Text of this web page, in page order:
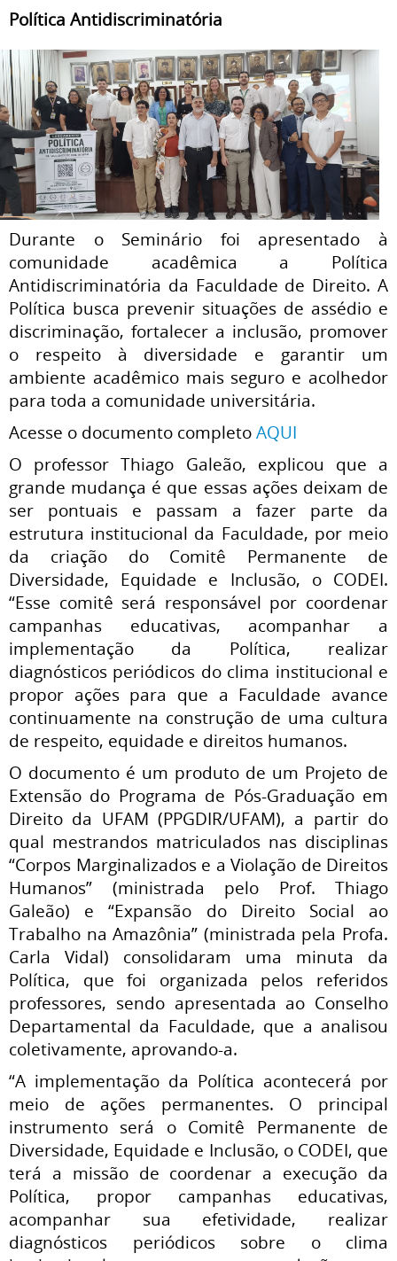
Política Antidiscriminatória
Durante o Seminário foi apresentado à
comunidade acadêmica a Política
Antidiscriminatória da Faculdade de Direito. A
Política busca prevenir situações de assédio e
discriminação, fortalecer a inclusão, promover
o respeito à diversidade e garantir um
ambiente acadêmico mais seguro e acolhedor
para toda a comunidade universitária.
Acesse o documento completo AQUI
O professor Thiago Galeão, explicou que a
grande mudança é que essas ações deixam de
ser pontuais e passam a fazer parte da
estrutura institucional da Faculdade, por meio
da criação do Comitê Permanente de
Diversidade, Equidade e Inclusão, o CODEI.
“Esse comitê será responsável por coordenar
campanhas educativas, acompanhar a
implementação da Política, realizar
diagnósticos periódicos do clima institucional e
propor ações para que a Faculdade avance
continuamente na construção de uma cultura
de respeito, equidade e direitos humanos.
O documento é um produto de um Projeto de
Extensão do Programa de Pós-Graduação em
Direito da UFAM (PPGDIR/UFAM), a partir do
qual mestrandos matriculados nas disciplinas
“Corpos Marginalizados e a Violação de Direitos
Humanos” (ministrada pelo Prof. Thiago
Galeão) e “Expansão do Direito Social ao
Trabalho na Amazônia” (ministrada pela Profa.
Carla Vidal) consolidaram uma minuta da
Política, que foi organizada pelos referidos
professores, sendo apresentada ao Conselho
Departamental da Faculdade, que a analisou
coletivamente, aprovando-a.
“A implementação da Política acontecerá por
meio de ações permanentes. O principal
instrumento será o Comitê Permanente de
Diversidade, Equidade e Inclusão, o CODEI, que
terá a missão de coordenar a execução da
Política, propor campanhas educativas,
acompanhar sua efetividade, realizar
diagnósticos periódicos sobre o clima